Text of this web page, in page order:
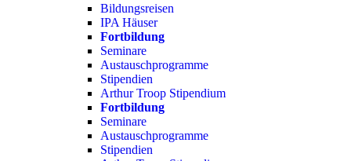
Bildungsreisen
IPA Häuser
Fortbildung
Seminare
Austauschprogramme
Stipendien
Arthur Troop Stipendium
Fortbildung
Seminare
Austauschprogramme
Stipendien